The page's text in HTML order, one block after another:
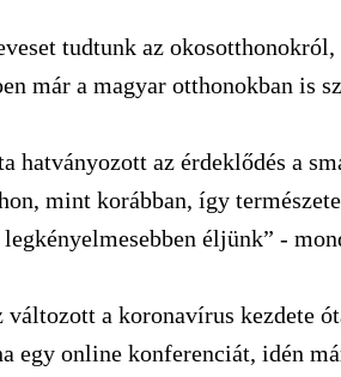
tudtunk az
már a magyar otthonokban is
hatványozott az érdeklődés a
mint korábban, így
éljünk” -
változott a koronavírus kezdete
egy online konferenciát, idén